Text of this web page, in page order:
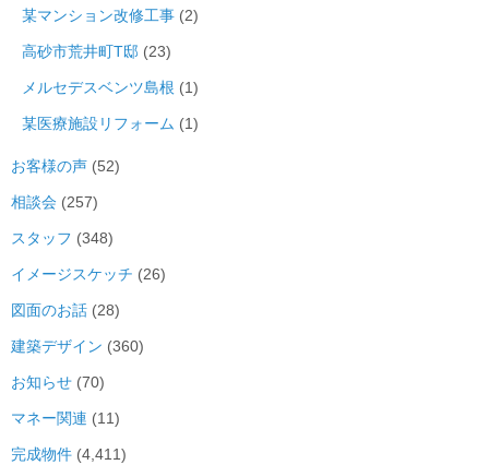
某マンション改修工事 (2)
高砂市荒井町T邸 (23)
メルセデスベンツ島根 (1)
某医療施設リフォーム (1)
お客様の声 (52)
相談会 (257)
スタッフ (348)
イメージスケッチ (26)
図面のお話 (28)
建築デザイン (360)
お知らせ (70)
マネー関連 (11)
完成物件 (4,411)